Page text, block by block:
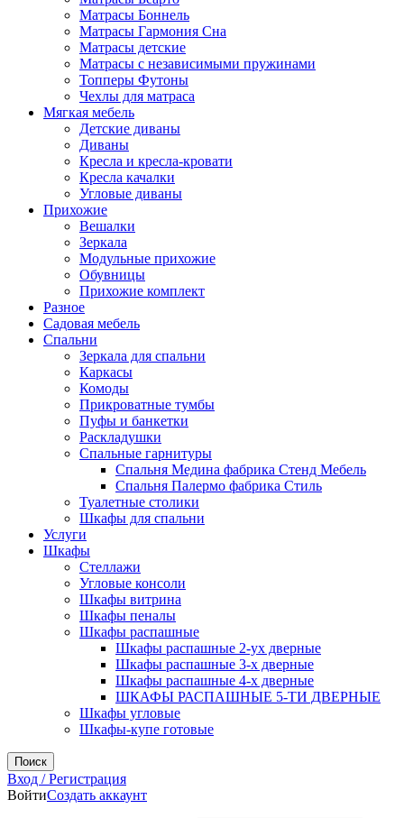
Матрасы Боннель
Матрасы Гармония Сна
Матрасы детские
Матрасы с независимыми пружинами
Топперы Футоны
Чехлы для матраса
Мягкая мебель
Детские диваны
Диваны
Кресла и кресла-кровати
Кресла качалки
Угловые диваны
Прихожие
Вешалки
Зеркала
Модульные прихожие
Обувницы
Прихожие комплект
Разное
Садовая мебель
Спальни
Зеркала для спальни
Каркасы
Комоды
Прикроватные тумбы
Пуфы и банкетки
Раскладушки
Спальные гарнитуры
Спальня Медина фабрика Стенд Мебель
Спальня Палермо фабрика Стиль
Туалетные столики
Шкафы для спальни
Услуги
Шкафы
Стеллажи
Угловые консоли
Шкафы витрина
Шкафы пеналы
Шкафы распашные
Шкафы распашные 2-ух дверные
Шкафы распашные 3-х дверные
Шкафы распашные 4-х дверные
ШКАФЫ РАСПАШНЫЕ 5-ТИ ДВЕРНЫЕ
Шкафы угловые
Шкафы-купе готовые
Поиск
Вход / Регистрация
ВойтиСоздать аккаунт